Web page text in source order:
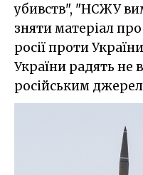
убивств", "НСЖУ
зняти матеріал
росії проти
України радять не
російським